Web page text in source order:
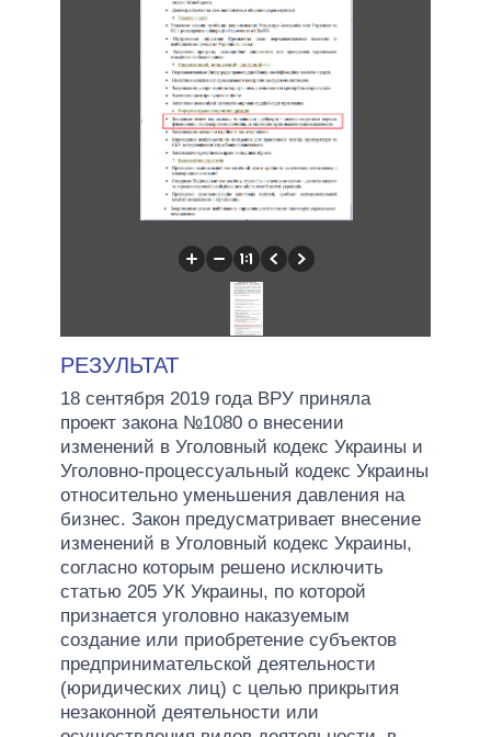
РЕЗУЛЬТАТ
18 сентября 2019 года ВРУ приняла
проект закона №1080 о внесении
изменений в Уголовный кодекс Украины и
Уголовно-процессуальный кодекс Украины
относительно уменьшения давления на
бизнес. Закон предусматривает внесение
изменений в Уголовный кодекс Украины,
согласно которым решено исключить
статью 205 УК Украины, по которой
признается уголовно наказуемым
создание или приобретение субъектов
предпринимательской деятельности
(юридических лиц) с целью прикрытия
незаконной деятельности или